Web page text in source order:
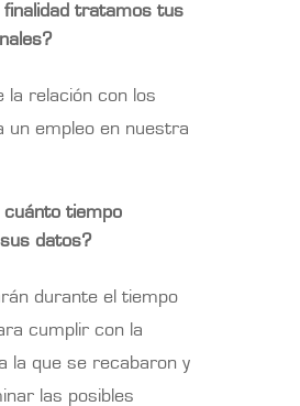
finalidad tratamos tus
la relación con los
un empleo en nuestra
cuánto tiempo
datos?
durante el tiempo
cumplir con la
la que se recabaron y
las posibles